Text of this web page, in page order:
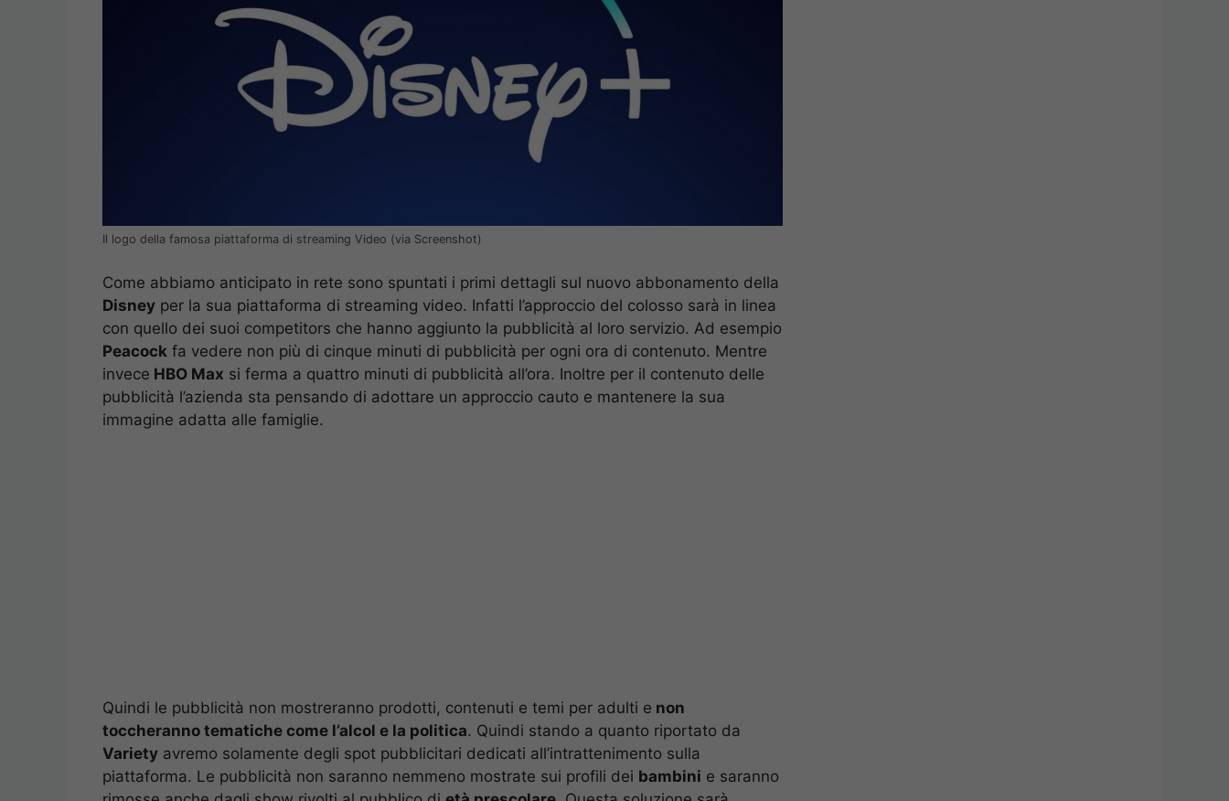
Il logo della famosa piattaforma di streaming Video (via Screenshot)
Come abbiamo anticipato in rete sono spuntati i primi dettagli sul nuovo abbonamento della
Disney per la sua piattaforma di streaming video. Infatti l’approccio del colosso sarà in linea
con quello dei suoi competitors che hanno aggiunto la pubblicità al loro servizio. Ad esempio
Peacock fa vedere non più di cinque minuti di pubblicità per ogni ora di contenuto. Mentre
invece HBO Max si ferma a quattro minuti di pubblicità all’ora. Inoltre per il contenuto delle
pubblicità l’azienda sta pensando di adottare un approccio cauto e mantenere la sua
immagine adatta alle famiglie.
Quindi le pubblicità non mostreranno prodotti, contenuti e temi per adulti e non
toccheranno tematiche come l’alcol e la politica. Quindi stando a quanto riportato da
Variety avremo solamente degli spot pubblicitari dedicati all’intrattenimento sulla
piattaforma. Le pubblicità non saranno nemmeno mostrate sui profili dei bambini e saranno